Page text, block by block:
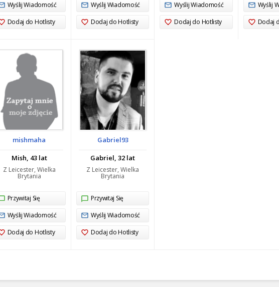
Wyślij Wiadomość
Dodaj do Hotlisty
Wyślij Wiadomość
Dodaj do Hotlisty
Wyślij Wiadomość
Dodaj do Hotlisty
Wyślij
Dodaj
mishmaha
Mish, 43 lat
Z Leicester, Wielka
Brytania
Przywitaj Się
Wyślij Wiadomość
Dodaj do Hotlisty
Gabriel93
Gabriel, 32 lat
Z Leicester, Wielka
Brytania
Przywitaj Się
Wyślij Wiadomość
Dodaj do Hotlisty